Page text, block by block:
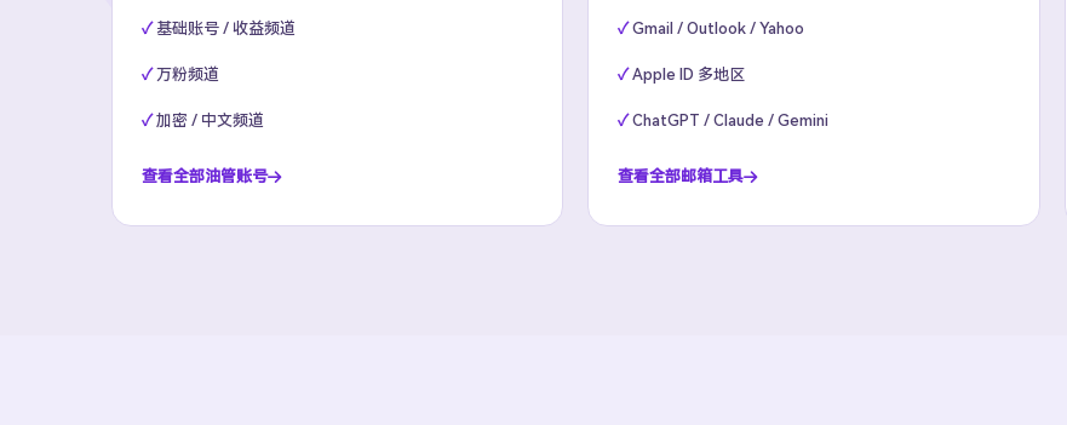
基础账号 / 收益频道
万粉频道
加密 / 中文频道
查看全部油管账号
Gmail / Outlook / Yahoo
Apple ID 多地区
ChatGPT / Claude / Gemini
查看全部邮箱工具